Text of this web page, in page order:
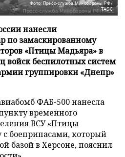
Фото: Пресс-служба Минобороны РФ/
ТАСС
нанесли
по замаскированному
«Птицы Мадьяра» в
войск беспилотных систем
группировки «Днепр»
ФАБ-500 нанесла
временного
ВСУ «Птицы
с боеприпасами, который
базой в Херсоне, пояснил